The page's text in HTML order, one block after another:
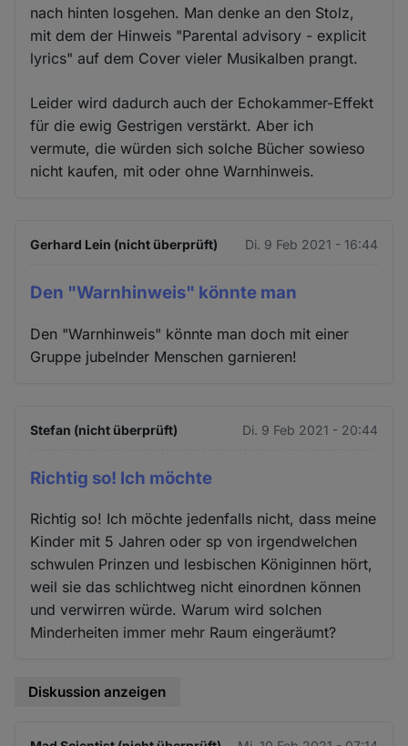
nach hinten losgehen. Man denke an den Stolz,
mit dem der Hinweis "Parental advisory - explicit
lyrics" auf dem Cover vieler Musikalben prangt.
Leider wird dadurch auch der Echokammer-Effekt
für die ewig Gestrigen verstärkt. Aber ich
vermute, die würden sich solche Bücher sowieso
nicht kaufen, mit oder ohne Warnhinweis.
Gerhard Lein (nicht überprüft) Di. 9 Feb 2021 - 16:44
Den "Warnhinweis" könnte man
Den "Warnhinweis" könnte man doch mit einer
Gruppe jubelnder Menschen garnieren!
Stefan (nicht überprüft) Di. 9 Feb 2021 - 20:44
Richtig so! Ich möchte
Richtig so! Ich möchte jedenfalls nicht, dass meine
Kinder mit 5 Jahren oder sp von irgendwelchen
schwulen Prinzen und lesbischen Königinnen hört,
weil sie das schlichtweg nicht einordnen können
und verwirren würde. Warum wird solchen
Minderheiten immer mehr Raum eingeräumt?
Diskussion anzeigen